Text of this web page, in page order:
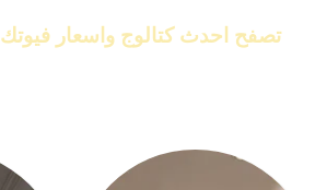
تصفح احدث كتالوج واسعار فيوتك IDM لعام 2026